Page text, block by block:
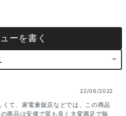
ーを書く
22/06/2022
て、家電量販店などでは、この商品
商品は安価で質も良く大変満足で毎